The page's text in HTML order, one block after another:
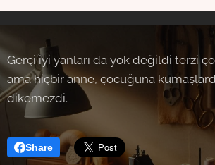
Gerçi iyi yanları da yok değildi terzi
ama hiçbir anne, çocuğuna
dikemezdi.
Share